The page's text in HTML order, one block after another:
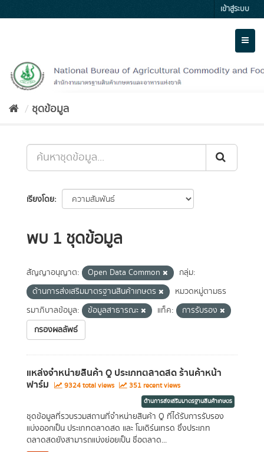
to
เข้าสู่ระบบ
ชุดข้อมูล
เรียงโดย
พบ 1 ชุดข้อมูล
สัญญาอนุญาต: Open Data Common
กลุ่ม:
ด้านการส่งเสริมมาตรฐานสินค้าเกษตร
หมวดหมู่ตามธร
รมาภิบาลข้อมูล:
ข้อมูลสาธารณะ แท็ค:
การรับรอง
กรองผลลัพธ์
แหล่งจำหน่ายสินค้า Q ประเภทตลาดสด ร้านค้าหน้า
ฟาร์ม 9324 total views 351 recent views
ด้านการส่งเสริมมาตรฐานสินค้าเกษตร
ชุดข้อมูลที่รวบรวมสถานที่จำหน่ายสินค้า Q ที่ได้รับการรับรอง
แบ่งออกเป็น ประเภทตลาดสด และ โมเดิร์นเทรด ซึ่งประเภท
ตลาดสดยังสามารถแบ่งย่อยเป็น ชื่อตลาด...